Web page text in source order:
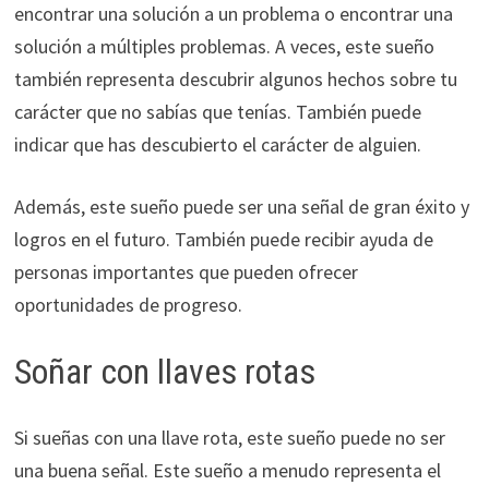
encontrar una solución a un problema o encontrar una
solución a múltiples problemas. A veces, este sueño
también representa descubrir algunos hechos sobre tu
carácter que no sabías que tenías. También puede
indicar que has descubierto el carácter de alguien.
Además, este sueño puede ser una señal de gran éxito y
logros en el futuro. También puede recibir ayuda de
personas importantes que pueden ofrecer
oportunidades de progreso.
Soñar con llaves rotas
Si sueñas con una llave rota, este sueño puede no ser
una buena señal. Este sueño a menudo representa el